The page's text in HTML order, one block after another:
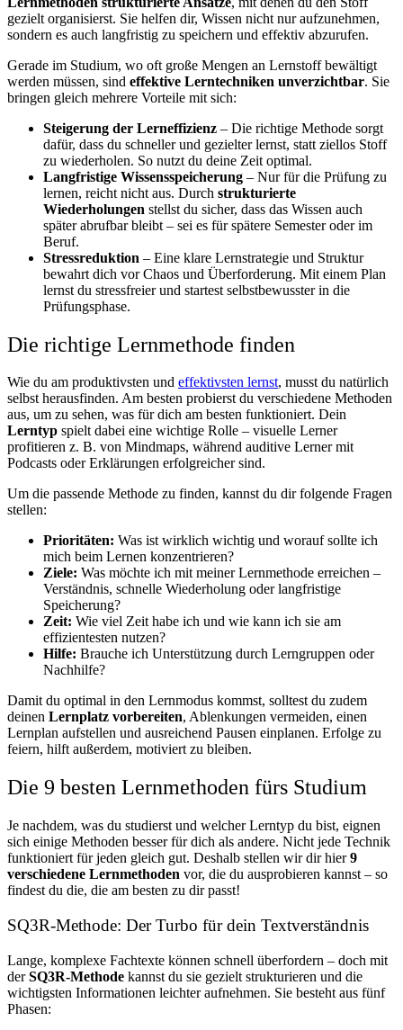
gezielt organisierst. Sie helfen dir, Wissen nicht nur aufzunehmen,
sondern es auch langfristig zu speichern und effektiv abzurufen.
Gerade im Studium, wo oft große Mengen an Lernstoff bewältigt
werden müssen, sind effektive Lerntechniken unverzichtbar. Sie
bringen gleich mehrere Vorteile mit sich:
Steigerung der Lerneffizienz – Die richtige Methode sorgt
dafür, dass du schneller und gezielter lernst, statt ziellos Stoff
zu wiederholen. So nutzt du deine Zeit optimal.
Langfristige Wissensspeicherung – Nur für die Prüfung zu
lernen, reicht nicht aus. Durch strukturierte
Wiederholungen stellst du sicher, dass das Wissen auch
später abrufbar bleibt – sei es für spätere Semester oder im
Beruf.
Stressreduktion – Eine klare Lernstrategie und Struktur
bewahrt dich vor Chaos und Überforderung. Mit einem Plan
lernst du stressfreier und startest selbstbewusster in die
Prüfungsphase.
Die richtige Lernmethode finden
Wie du am produktivsten und effektivsten lernst, musst du natürlich
selbst herausfinden. Am besten probierst du verschiedene Methoden
aus, um zu sehen, was für dich am besten funktioniert. Dein
Lerntyp spielt dabei eine wichtige Rolle – visuelle Lerner
profitieren z. B. von Mindmaps, während auditive Lerner mit
Podcasts oder Erklärungen erfolgreicher sind.
Um die passende Methode zu finden, kannst du dir folgende Fragen
stellen:
Prioritäten: Was ist wirklich wichtig und worauf sollte ich
mich beim Lernen konzentrieren?
Ziele: Was möchte ich mit meiner Lernmethode erreichen –
Verständnis, schnelle Wiederholung oder langfristige
Speicherung?
Zeit: Wie viel Zeit habe ich und wie kann ich sie am
effizientesten nutzen?
Hilfe: Brauche ich Unterstützung durch Lerngruppen oder
Nachhilfe?
Damit du optimal in den Lernmodus kommst, solltest du zudem
deinen Lernplatz vorbereiten, Ablenkungen vermeiden, einen
Lernplan aufstellen und ausreichend Pausen einplanen. Erfolge zu
feiern, hilft außerdem, motiviert zu bleiben.
Die 9 besten Lernmethoden fürs Studium
Je nachdem, was du studierst und welcher Lerntyp du bist, eignen
sich einige Methoden besser für dich als andere. Nicht jede Technik
funktioniert für jeden gleich gut. Deshalb stellen wir dir hier9
verschiedene Lernmethoden vor, die du ausprobieren kannst – so
findest du die, die am besten zu dir passt!
SQ3R-Methode: Der Turbo für dein Textverständnis
Lange, komplexe Fachtexte können schnell überfordern – doch mit
derSQ3R-Methode kannst du sie gezielt strukturieren und die
wichtigsten Informationen leichter aufnehmen. Sie besteht aus fünf
Phasen: